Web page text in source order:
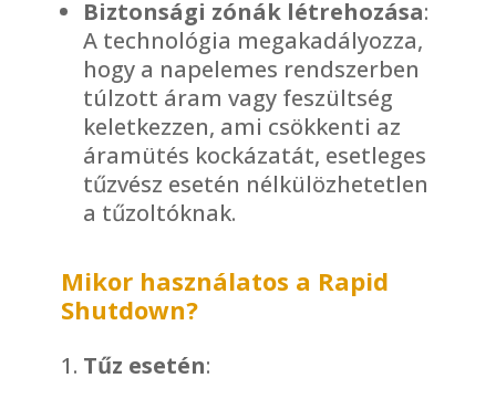
Biztonsági zónák létrehozása:
A technológia megakadályozza,
hogy a napelemes rendszerben
túlzott áram vagy feszültség
keletkezzen, ami csökkenti az
áramütés kockázatát, esetleges
tűzvész esetén nélkülözhetetlen
a tűzoltóknak.
Mikor használatos a Rapid
Shutdown?
Tűz esetén: